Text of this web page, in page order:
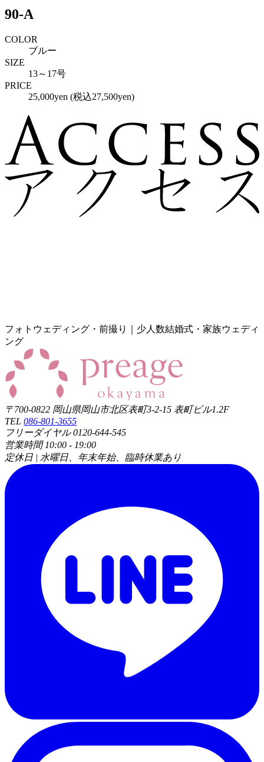
90-A
COLOR
ブルー
SIZE
13～17号
PRICE
25,000yen (税込27,500yen)
フォトウェディング・前撮り｜少人数結婚式・家族ウェディ
ング
〒700-0822 岡山県岡山市北区表町3-2-15 表町ビル1.2F
TEL 086-801-3655
フリーダイヤル 0120-644-545
営業時間 10:00 - 19:00
定休日 | 水曜日、年末年始、臨時休業あり